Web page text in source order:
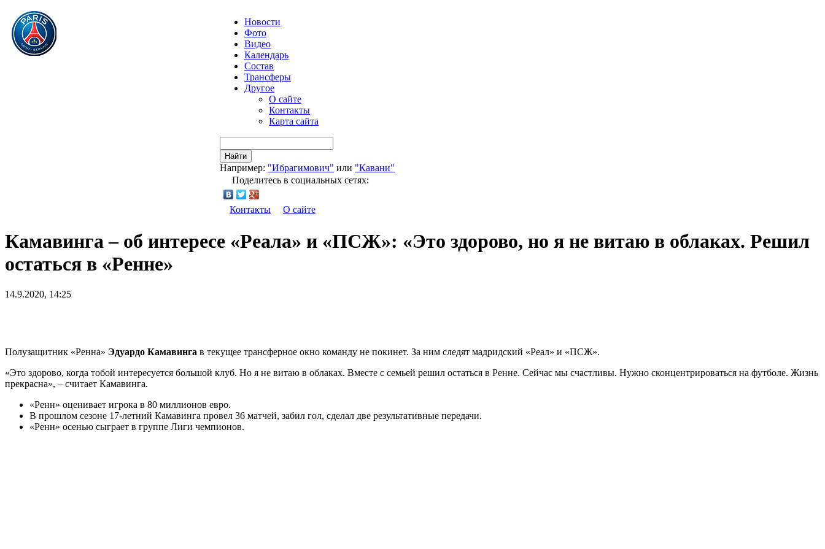
Новости
Фото
Видео
Календарь
Состав
Трансферы
Другое
О сайте
Контакты
Карта сайта
Найти
Например: "Ибрагимович" или "Кавани"
Поделитесь в социальных сетях:
Контакты О сайте
Камавинга – об интересе «Реала» и «ПСЖ»: «Это здорово, но я не витаю в облаках. Решил
остаться в «Ренне»
14.9.2020, 14:25
Полузащитник «Ренна» Эдуардо Камавинга в текущее трансферное окно команду не покинет. За ним следят мадридский «Реал» и «ПСЖ».
«Это здорово, когда тобой интересуется большой клуб. Но я не витаю в облаках. Вместе с семьей решил остаться в Ренне. Сейчас мы счастливы. Нужно сконцентрироваться на футболе. Жизнь
прекрасна», – считает Камавинга.
«Ренн» оценивает игрока в 80 миллионов евро.
В прошлом сезоне 17-летний Камавинга провел 36 матчей, забил гол, сделал две результативные передачи.
«Ренн» осенью сыграет в группе Лиги чемпионов.